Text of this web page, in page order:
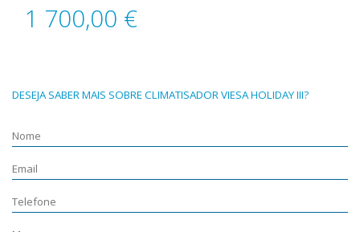
1 700,00 €
DESEJA SABER MAIS SOBRE CLIMATISADOR VIESA HOLIDAY III?